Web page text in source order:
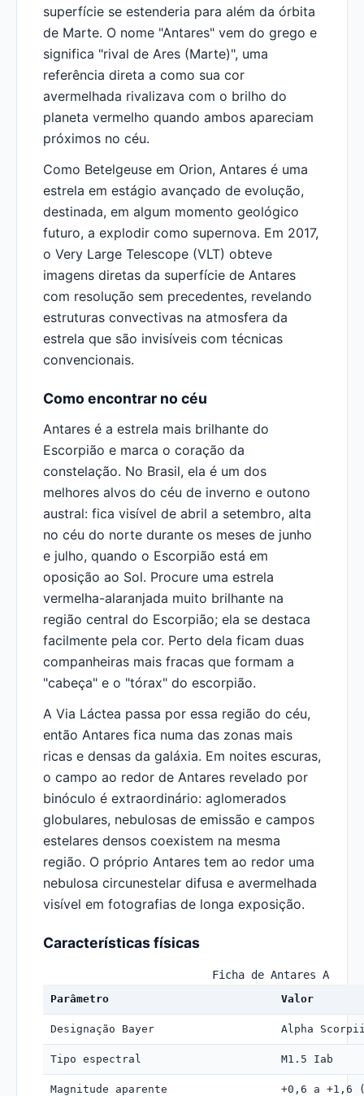
superfície se estenderia para além da órbita
de Marte. O nome "Antares" vem do grego e
significa "rival de Ares (Marte)", uma
referência direta a como sua cor
avermelhada rivalizava com o brilho do
planeta vermelho quando ambos apareciam
próximos no céu.
Como Betelgeuse em Orion, Antares é uma
estrela em estágio avançado de evolução,
destinada, em algum momento geológico
futuro, a explodir como supernova. Em 2017,
o Very Large Telescope (VLT) obteve
imagens diretas da superfície de Antares
com resolução sem precedentes, revelando
estruturas convectivas na atmosfera da
estrela que são invisíveis com técnicas
convencionais.
Como encontrar no céu
Antares é a estrela mais brilhante do
Escorpião e marca o coração da
constelação. No Brasil, ela é um dos
melhores alvos do céu de inverno e outono
austral: fica visível de abril a setembro, alta
no céu do norte durante os meses de junho
e julho, quando o Escorpião está em
oposição ao Sol. Procure uma estrela
vermelha-alaranjada muito brilhante na
região central do Escorpião; ela se destaca
facilmente pela cor. Perto dela ficam duas
companheiras mais fracas que formam a
"cabeça" e o "tórax" do escorpião.
A Via Láctea passa por essa região do céu,
então Antares fica numa das zonas mais
ricas e densas da galáxia. Em noites escuras,
o campo ao redor de Antares revelado por
binóculo é extraordinário: aglomerados
globulares, nebulosas de emissão e campos
estelares densos coexistem na mesma
região. O próprio Antares tem ao redor uma
nebulosa circunestelar difusa e avermelhada
visível em fotografias de longa exposição.
Características físicas
Ficha de Antares A
Parâmetro Valor
Designação Bayer Alpha
Tipo espectral M1.5 Iab
Magnitude aparente +0,6 a +1,6